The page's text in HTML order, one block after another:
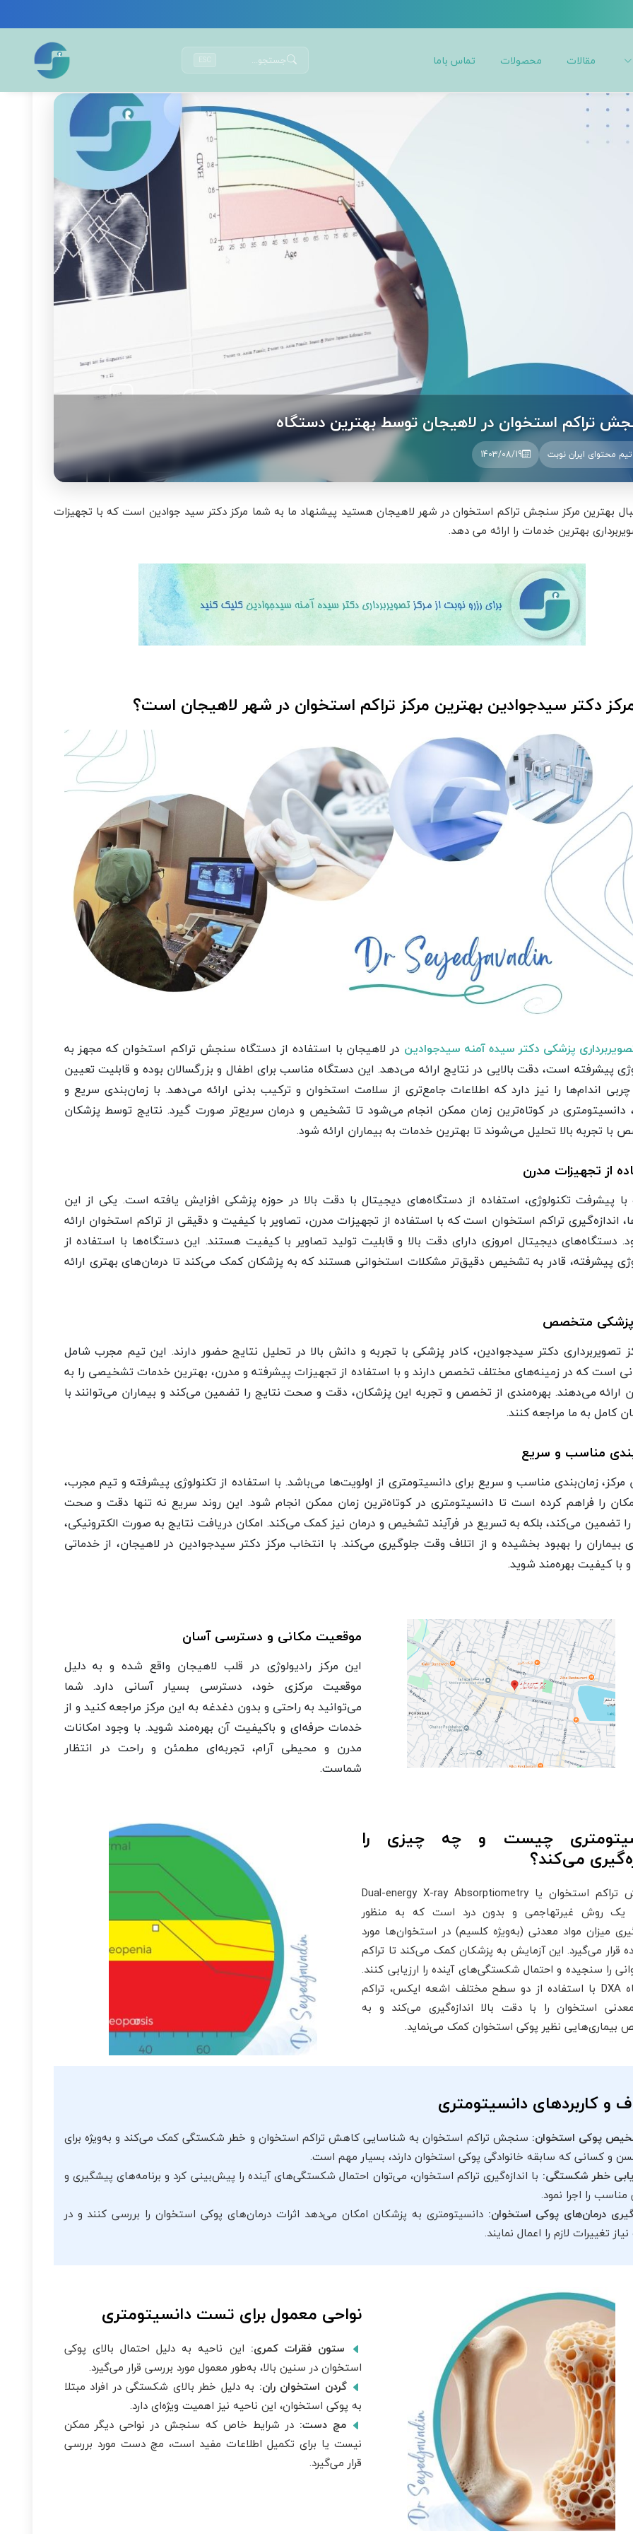
مقالات محصولات تماس باما جستجو... ESC
تراکم استخوان در لاهیجان توسط بهترین دستگاه
تیم محتوای ایران نوبت 1403/08/19
بهترین مرکز سنجش تراکم استخوان در شهر لاهیجان هستید پیشنهاد ما به شما مرکز دکتر سید جوادین است که با تجهیزات
بهترین خدمات را ارائه می دهد.
دکتر سیدجوادین بهترین مرکز تراکم استخوان در شهر لاهیجان است؟
پزشکی دکتر سیده آمنه سیدجوادین در لاهیجان با استفاده از دستگاه سنجش تراکم استخوان که مجهز به
پیشرفته است، دقت بالایی در نتایج ارائه می‌دهد. این دستگاه مناسب برای اطفال و بزرگسالان بوده و قابلیت تعیین
اندام‌ها را نیز دارد که اطلاعات جامع‌تری از سلامت استخوان و ترکیب بدنی ارائه می‌دهد. با زمان‌بندی سریع و
دانسیتومتری در کوتاه‌ترین زمان ممکن انجام می‌شود تا تشخیص و درمان سریع‌تر صورت گیرد. نتایج توسط پزشکان
با تجربه بالا تحلیل می‌شوند تا بهترین خدمات به بیماران ارائه شود.
از تجهیزات مدرن
با پیشرفت تکنولوژی، استفاده از دستگاه‌های دیجیتال با دقت بالا در حوزه پزشکی افزایش یافته است. یکی از این
اندازه‌گیری تراکم استخوان است که با استفاده از تجهیزات مدرن، تصاویر با کیفیت و دقیقی از تراکم استخوان ارائه
دستگاه‌های دیجیتال امروزی دارای دقت بالا و قابلیت تولید تصاویر با کیفیت هستند. این دستگاه‌ها با استفاده از
پیشرفته، قادر به تشخیص دقیق‌تر مشکلات استخوانی هستند که به پزشکان کمک می‌کند تا درمان‌های بهتری ارائه
پزشکی متخصص
تصویربرداری دکتر سیدجوادین، کادر پزشکی با تجربه و دانش بالا در تحلیل نتایج حضور دارند. این تیم مجرب شامل
است که در زمینه‌های مختلف تخصص دارند و با استفاده از تجهیزات پیشرفته و مدرن، بهترین خدمات تشخیصی را به
ارائه می‌دهند. بهره‌مندی از تخصص و تجربه این پزشکان، دقت و صحت نتایج را تضمین می‌کند و بیماران می‌توانند با
کامل به ما مراجعه کنند.
مناسب و سریع
مرکز، زمان‌بندی مناسب و سریع برای دانسیتومتری از اولویت‌ها می‌باشد. با استفاده از تکنولوژی پیشرفته و تیم مجرب،
را فراهم کرده‌ است تا دانسیتومتری در کوتاه‌ترین زمان ممکن انجام شود. این روند سریع نه تنها دقت و صحت
را تضمین می‌کند، بلکه به تسریع در فرآیند تشخیص و درمان نیز کمک می‌کند. امکان دریافت نتایج به صورت الکترونیکی،
بیماران را بهبود بخشیده و از اتلاف وقت جلوگیری می‌کند. با انتخاب مرکز دکتر سیدجوادین در لاهیجان، از خدماتی
با کیفیت بهره‌مند شوید.
موقعیت مکانی و دسترسی آسان
این مرکز رادیولوژی در قلب لاهیجان واقع شده و به دلیل
موقعیت مرکزی خود، دسترسی بسیار آسانی دارد. شما
می‌توانید به راحتی و بدون دغدغه به این مرکز مراجعه کنید و از
خدمات حرفه‌ای و باکیفیت آن بهره‌مند شوید. با وجود امکانات
مدرن و محیطی آرام، تجربه‌ای مطمئن و راحت در انتظار
شماست.
چیست و چه چیزی را
می‌کند؟
سنجش تراکم استخوان یا Dual-energy X-ray Absorptiometry
(DXA) یک روش غیرتهاجمی و بدون درد است که به منظور
میزان مواد معدنی (به‌ویژه کلسیم) در استخوان‌ها مورد
قرار می‌گیرد. این آزمایش به پزشکان کمک می‌کند تا تراکم
را سنجیده و احتمال شکستگی‌های آینده را ارزیابی کنند.
دستگاه DXA با استفاده از دو سطح مختلف اشعه ایکس، تراکم
استخوان را با دقت بالا اندازه‌گیری می‌کند و به
بیماری‌هایی نظیر پوکی استخوان کمک می‌نماید.
و کاربردهای دانسیتومتری
پوکی استخوان: سنجش تراکم استخوان به شناسایی کاهش تراکم استخوان و خطر شکستگی کمک می‌کند و به‌ویژه برای
و کسانی که سابقه خانوادگی پوکی استخوان دارند، بسیار مهم است.
خطر شکستگی: با اندازه‌گیری تراکم استخوان، می‌توان احتمال شکستگی‌های آینده را پیش‌بینی کرد و برنامه‌های پیشگیری و
مناسب را اجرا نمود.
درمان‌های پوکی استخوان: دانسیتومتری به پزشکان امکان می‌دهد اثرات درمان‌های پوکی استخوان را بررسی کنند و در
تغییرات لازم را اعمال نمایند.
نواحی معمول برای تست دانسیتومتری
ستون فقرات کمری: این ناحیه به دلیل احتمال بالای پوکی
استخوان در سنین بالا، به‌طور معمول مورد بررسی قرار می‌گیرد.
گردن استخوان ران: به دلیل خطر بالای شکستگی در افراد مبتلا
به پوکی استخوان، این ناحیه نیز اهمیت ویژه‌ای دارد.
مچ دست: در شرایط خاص که سنجش در نواحی دیگر ممکن
نیست یا برای تکمیل اطلاعات مفید است، مچ دست مورد بررسی
قرار می‌گیرد.